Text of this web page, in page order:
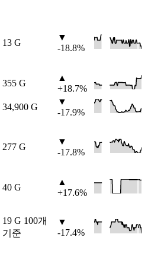
13 G
▼
-18.8%
355 G
▲
+18.7%
34,900 G
▼
-17.9%
277 G
▼
-17.8%
40 G
▲
+17.6%
19 G 100개
기준
▼
-17.4%